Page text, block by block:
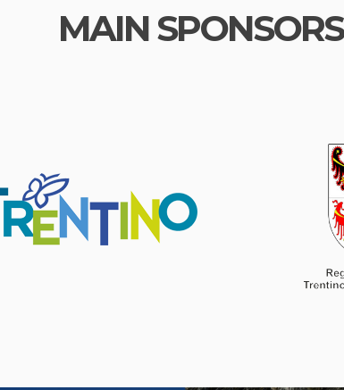
MAIN SPONSORS